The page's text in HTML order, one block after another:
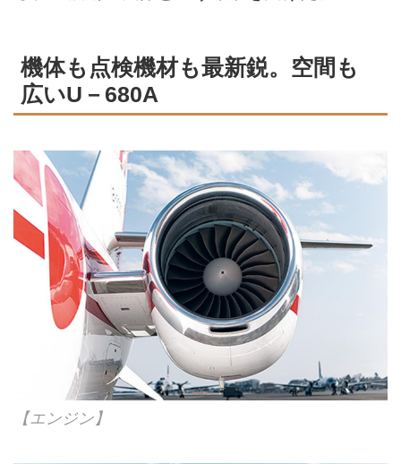
機体も点検機材も最新鋭。空間も
広いU－680A
【エンジン】